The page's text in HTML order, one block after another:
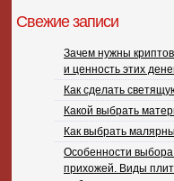
Свежие записи
Зачем нужны
и ценность этих
Как сделать
Какой выбрать
Как выбрать
Особенности выбора
прихожей. Виды